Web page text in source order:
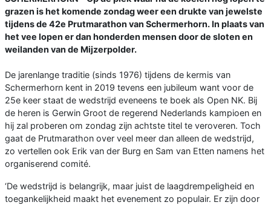
grazen is het komende zondag weer een drukte van jewelste
tijdens de 42e Prutmarathon van Schermerhorn. In plaats van
het vee lopen er dan honderden mensen door de sloten en
weilanden van de Mijzerpolder.
De jarenlange traditie (sinds 1976) tijdens de kermis van
Schermerhorn kent in 2019 tevens een jubileum want voor de
25e keer staat de wedstrijd eveneens te boek als Open NK. Bij
de heren is Gerwin Groot de regerend Nederlands kampioen en
hij zal proberen om zondag zijn achtste titel te veroveren. Toch
gaat de Prutmarathon over veel meer dan alleen de wedstrijd,
zo vertellen ook Erik van der Burg en Sam van Etten namens het
organiserend comité.
‘De wedstrijd is belangrijk, maar juist de laagdrempeligheid en
toegankelijkheid maakt het evenement zo populair. Er zijn door